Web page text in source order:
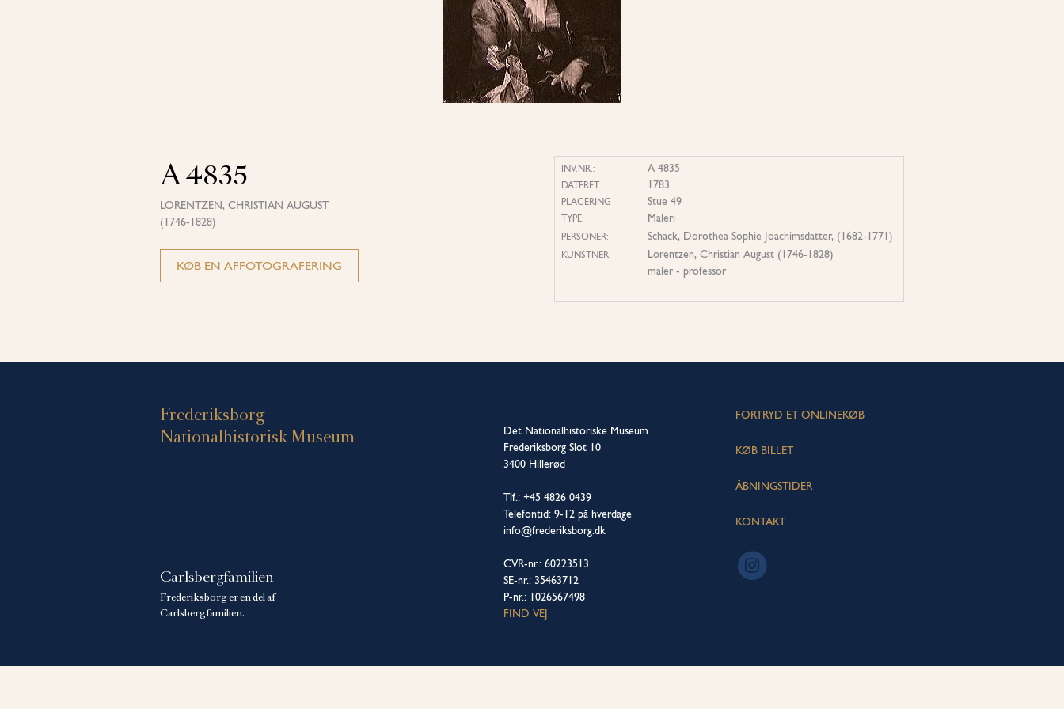
A 4835
LORENTZEN, CHRISTIAN AUGUST
(1746-1828)
KØB EN AFFOTOGRAFERING
INV.NR.: A 4835
DATERET: 1783
PLACERING Stue 49
TYPE: Maleri
PERSONER: Schack, Dorothea Sophie Joachimsdatter, (1682-1771)
KUNSTNER:
Lorentzen, Christian August (1746-1828)
maler - professor
Frederiksborg
Nationalhistorisk Museum
Carlsbergfamilien
Frederiksborg er en del af
Carlsbergfamilien.
Det Nationalhistoriske Museum
Frederiksborg Slot 10
3400 Hillerød
Tlf.: +45 4826 0439
Telefontid: 9-12 på hverdage
info@frederiksborg.dk
CVR-nr.: 60223513
SE-nr.: 35463712
P-nr.: 1026567498
FIND VEJ
FORTRYD ET ONLINEKØB
KØB BILLET
ÅBNINGSTIDER
KONTAKT